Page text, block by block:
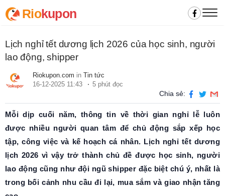
Riokupon
Lịch nghỉ tết dương lịch 2026 của học sinh, người
lao động, shipper
Riokupon.com in Tin tức
16-12-2025 11:43
5 phút đọc
Chia sẻ:
Mỗi dịp cuối năm, thông tin về thời gian nghỉ lễ luôn
được nhiều người quan tâm để chủ động sắp xếp học
tập, công việc và kế hoạch cá nhân. Lịch nghỉ tết dương
lịch 2026 vì vậy trở thành chủ đề được học sinh, người
lao động cũng như đội ngũ shipper đặc biệt chú ý, nhất là
trong bối cảnh nhu cầu đi lại, mua sắm và giao nhận tăng